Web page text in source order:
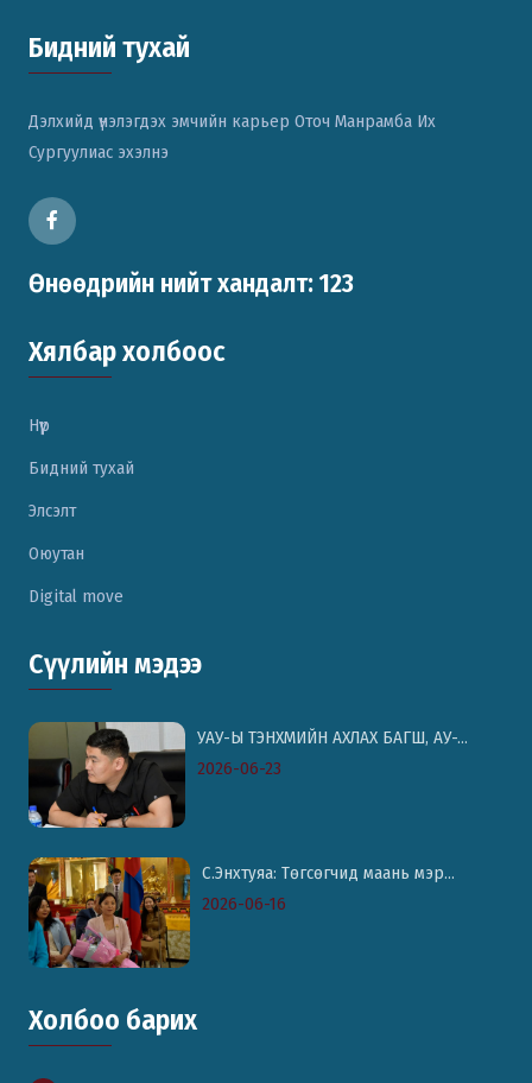
Бидний тухай
Дэлхийд үнэлэгдэх эмчийн карьер Оточ Манрамба Их
Сургуулиас эхэлнэ
Өнөөдрийн нийт хандалт: 123
Хялбар холбоос
Нүүр
Бидний тухай
Элсэлт
Оюутан
Digital move
Сүүлийн мэдээ
УАУ-Ы ТЭНХМИЙН АХЛАХ БАГШ, АУ-...
2026-06-23
С.Энхтуяа: Төгсөгчид маань мэр...
2026-06-16
Холбоо барих